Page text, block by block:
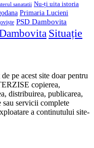
sanatatii Nu-ți uita istoria
Primaria Lucieni
PSD Dambovita
Situație
pe acest site doar pentru
copierea,
distribuirea, publicarea,
sau servicii complete
a continutului site-